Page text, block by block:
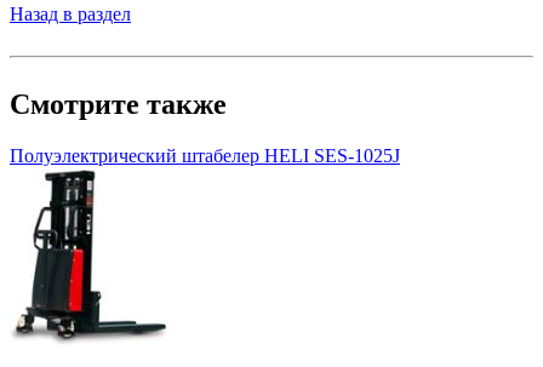
Назад в раздел
Смотрите также
Полуэлектрический штабелер HELI SES-1025J